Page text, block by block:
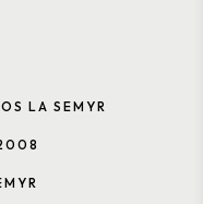
LA SEMYR